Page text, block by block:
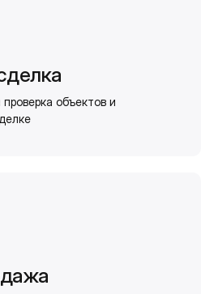
объектов и